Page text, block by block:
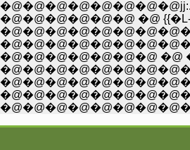
�@�@�@�@�@�@ �@
�@�@�@�@�@�@�@